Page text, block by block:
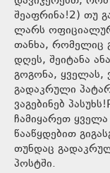
შეაფრინა!2) თუ
ლარს
თანხა, რომელიც
დღეს, შეიტანა
გოგონა, ყველას,
გადაკრული
ვაგებინებ
ჩამიყარეთ
წააწყდებით
თუნდაც
პოსტში.